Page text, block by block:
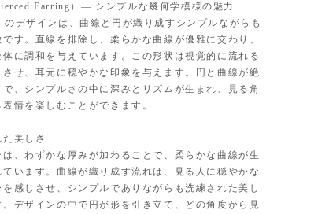
Earring）— シンプルな幾何学模様の魅力
のデザインは、曲線と円が織り成すシンプルながらも
す。直線を排除し、柔らかな曲線が優雅に交わり、
体に調和を与えています。この形状は視覚的に流れる
せ、耳元に穏やかな印象を与えます。円と曲線が絶
、シンプルさの中に深みとリズムが生まれ、見る角
情を楽しむことができます。
美しさ
、わずかな厚みが加わることで、柔らかな曲線が生
ています。曲線が織り成す流れは、見る人に穏やかな
感じさせ、シンプルでありながらも洗練された美し
デザインの中で円が形を引き立て、どの角度から見